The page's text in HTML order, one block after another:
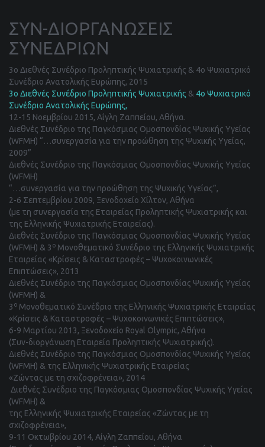
ΣΥΝ-ΔΙΟΡΓΑΝΩΣΕΙΣ
ΣΥΝΕΔΡΙΩΝ
3ο Διεθνές Συνέδριο Προληπτικής Ψυχιατρικής & 4ο Ψυχιατρικό
Συνέδριο Ανατολικής Ευρώπης, 2015
3ο Διεθνές Συνέδριο Προληπτικής Ψυχιατρικής & 4ο Ψυχιατρικό
Συνέδριο Ανατολικής Ευρώπης,
12-15 Νοεμβρίου 2015, Αίγλη Ζαππείου, Αθήνα.
Διεθνές Συνέδριο της Παγκόσμιας Ομοσπονδίας Ψυχικής Υγείας
(WFMH) “…συνεργασία για την προώθηση της Ψυχικής Υγείας,
2009”
Διεθνές Συνέδριο της Παγκόσμιας Ομοσπονδίας Ψυχικής Υγείας
(WFMH)
“…συνεργασία για την προώθηση της Ψυχικής Υγείας”,
2-6 Σεπτεμβρίου 2009, Ξενοδοχείο Χίλτον, Αθήνα
(με τη συνεργασία της Εταιρείας Προληπτικής Ψυχιατρικής και
της Ελληνικής Ψυχιατρικής Εταιρείας).
Διεθνές Συνέδριο της Παγκόσμιας Ομοσπονδίας Ψυχικής Υγείας
(WFMH) & 3 ο Μονοθεματικό Συνέδριο της Ελληνικής Ψυχιατρικής
Εταιρείας «Κρίσεις & Καταστροφές – Ψυχοκοινωνικές
Επιπτώσεις», 2013
Διεθνές Συνέδριο της Παγκόσμιας Ομοσπονδίας Ψυχικής Υγείας
(WFMH) &
3 ο Μονοθεματικό Συνέδριο της Ελληνικής Ψυχιατρικής Εταιρείας
«Κρίσεις & Καταστροφές – Ψυχοκοινωνικές Επιπτώσεις»,
6-9 Μαρτίου 2013, Ξενοδοχείο Royal Olympic, Αθήνα
(Συν-διοργάνωση Εταιρεία Προληπτικής Ψυχιατρικής).
Διεθνές Συνέδριο της Παγκόσμιας Ομοσπονδίας Ψυχικής Υγείας
(WFMH) & της Ελληνικής Ψυχιατρικής Εταιρείας
«Ζώντας με τη σχιζοφρένεια», 2014
Διεθνές Συνέδριο της Παγκόσμιας Ομοσπονδίας Ψυχικής Υγείας
(WFMH) &
της Ελληνικής Ψυχιατρικής Εταιρείας «Ζώντας με τη
σχιζοφρένεια»,
9-11 Οκτωβρίου 2014, Αίγλη Ζαππείου, Αθήνα